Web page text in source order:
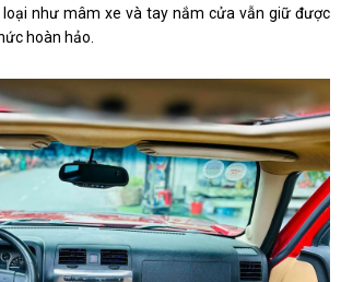
loại như mâm xe và tay nắm cửa vẫn giữ được
hoàn hảo.